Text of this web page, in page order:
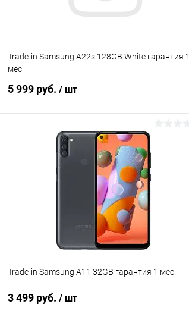
Trade-in Samsung A22s 128GB White гарантия 1
мес
5 999 руб. / шт
В корзину
Сравнение
В наличии
Trade-in Samsung A11 32GB гарантия 1 мес
3 499 руб. / шт